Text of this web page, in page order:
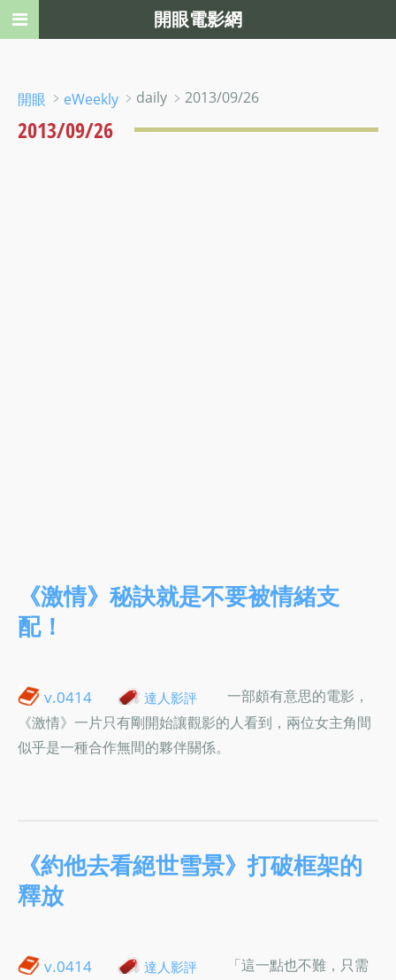
開眼 ﹥ eWeekly ﹥daily ﹥2013/09/26
2013/09/26
《激情》秘訣就是不要被情緒支
配！
v.0414 達人影評
一部頗有意思的電影，
《激情》一片只有剛開始讓觀影的人看到，兩位女主角間
似乎是一種合作無間的夥伴關係。
《約他去看絕世雪景》打破框架的
釋放
v.0414 達人影評
「這一點也不難，只需
開眼電影網